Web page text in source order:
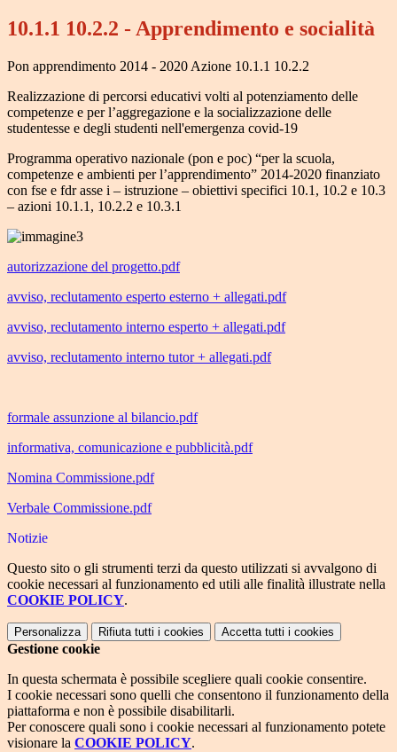
10.1.1 10.2.2 - Apprendimento e socialità
Pon apprendimento 2014 - 2020 Azione 10.1.1 10.2.2
Realizzazione di percorsi educativi volti al potenziamento delle
competenze e per l’aggregazione e la socializzazione delle
studentesse e degli studenti nell'emergenza covid-19
Programma operativo nazionale (pon e poc) “per la scuola,
competenze e ambienti per l’apprendimento” 2014-2020 finanziato
con fse e fdr asse i – istruzione – obiettivi specifici 10.1, 10.2 e 10.3
– azioni 10.1.1, 10.2.2 e 10.3.1
autorizzazione del progetto.pdf
avviso, reclutamento esperto esterno + allegati.pdf
avviso, reclutamento interno esperto + allegati.pdf
avviso, reclutamento interno tutor + allegati.pdf
formale assunzione al bilancio.pdf
informativa, comunicazione e pubblicità.pdf
Nomina Commissione.pdf
Verbale Commissione.pdf
Notizie
Questo sito o gli strumenti terzi da questo utilizzati si avvalgono di
cookie necessari al funzionamento ed utili alle finalità illustrate nella
COOKIE POLICY.
Personalizza Rifiuta tutti i cookies Accetta tutti i cookies
Gestione cookie
In questa schermata è possibile scegliere quali cookie consentire.
I cookie necessari sono quelli che consentono il funzionamento della
piattaforma e non è possibile disabilitarli.
Per conoscere quali sono i cookie necessari al funzionamento potete
visionare la COOKIE POLICY.